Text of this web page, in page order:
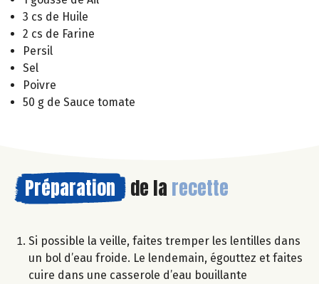
3 cs de Huile
2 cs de Farine
Persil
Sel
Poivre
50 g de Sauce tomate
Préparation de la recette
Si possible la veille, faites tremper les lentilles dans
un bol d’eau froide. Le lendemain, égouttez et faites
cuire dans une casserole d’eau bouillante